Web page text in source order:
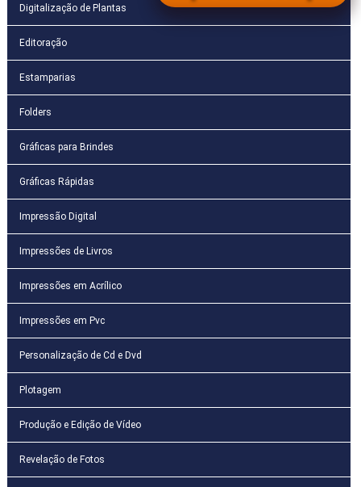
Digitalização de Plantas
Editoração
Estamparias
Folders
Gráficas para Brindes
Gráficas Rápidas
Impressão Digital
Impressões de Livros
Impressões em Acrílico
Impressões em Pvc
Personalização de Cd e Dvd
Plotagem
Produção e Edição de Vídeo
Revelação de Fotos